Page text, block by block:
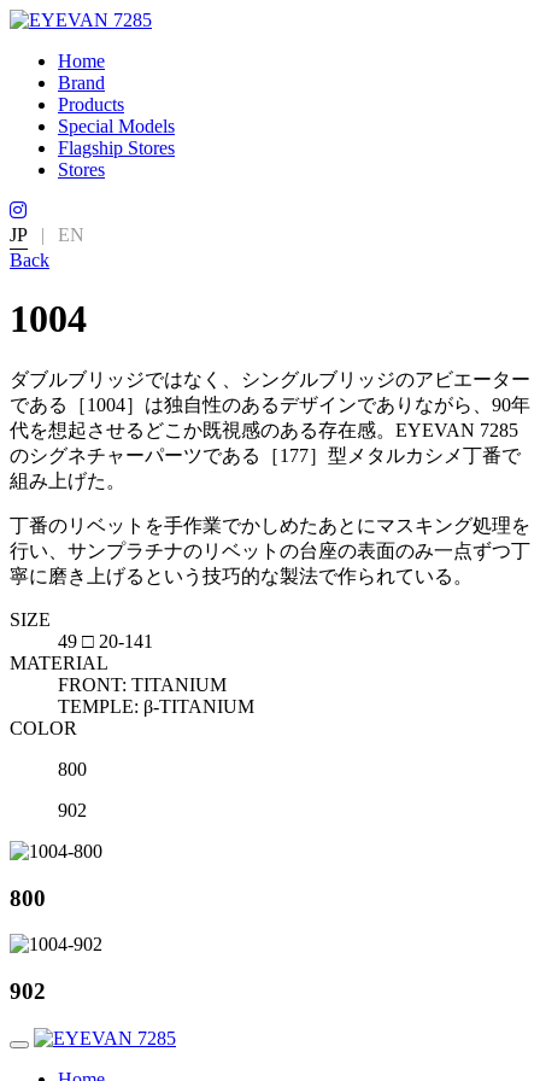
Home
Brand
Products
Special Models
Flagship Stores
Stores
JP |
EN
Back
1004
ダブルブリッジではなく、シングルブリッジのアビエーター
である［1004］は独自性のあるデザインでありながら、90年
代を想起させるどこか既視感のある存在感。EYEVAN 7285
のシグネチャーパーツである［177］型メタルカシメ丁番で
組み上げた。
丁番のリベットを手作業でかしめたあとにマスキング処理を
行い、サンプラチナのリベットの台座の表面のみ一点ずつ丁
寧に磨き上げるという技巧的な製法で作られている。
SIZE
49 □ 20-141
MATERIAL
FRONT: TITANIUM
TEMPLE: β-TITANIUM
COLOR
800
902
800
902